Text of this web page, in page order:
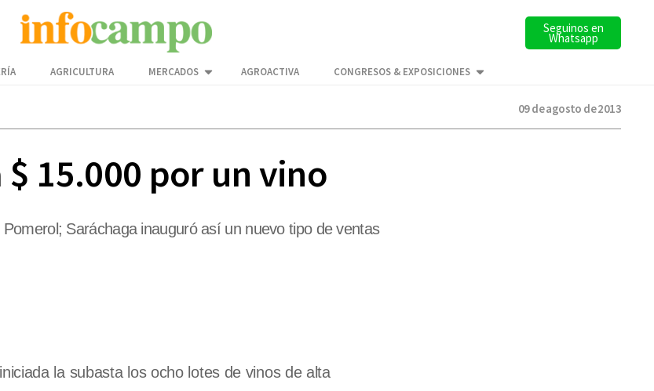
Seguinos en
Whatsapp
AGRICULTURA MERCADOS AGROACTIVA CONGRESOS & EXPOSICIONES
09 de agosto de 2013
15.000 por un vino
Saráchaga inauguró así un nuevo tipo de ventas
la subasta los ocho lotes de vinos de alta